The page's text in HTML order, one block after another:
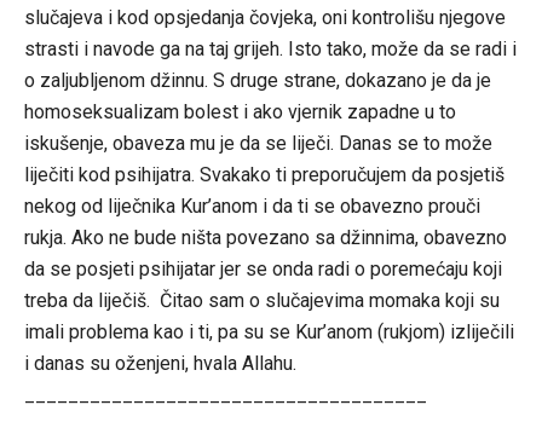
slučajeva i kod opsjedanja čovjeka, oni kontrolišu njegove
strasti i navode ga na taj grijeh. Isto tako, može da se radi i
o zaljubljenom džinnu. S druge strane, dokazano je da je
homoseksualizam bolest i ako vjernik zapadne u to
iskušenje, obaveza mu je da se liječi. Danas se to može
liječiti kod psihijatra. Svakako ti preporučujem da posjetiš
nekog od liječnika Kur’anom i da ti se obavezno prouči
rukja. Ako ne bude ništa povezano sa džinnima, obavezno
da se posjeti psihijatar jer se onda radi o poremećaju koji
treba da liječiš. Čitao sam o slučajevima momaka koji su
imali problema kao i ti, pa su se Kur’anom (rukjom) izliječili
i danas su oženjeni, hvala Allahu.